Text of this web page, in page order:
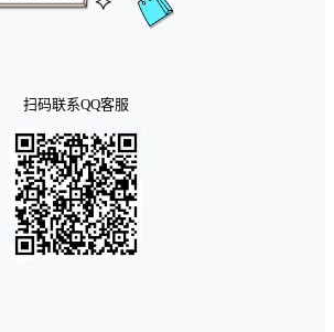
扫码联系QQ客服